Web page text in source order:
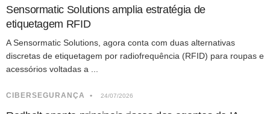
Sensormatic Solutions amplia estratégia de
etiquetagem RFID
A Sensormatic Solutions, agora conta com duas alternativas
discretas de etiquetagem por radiofrequência (RFID) para roupas e
acessórios voltadas a ...
CIBERSEGURANÇA 24/07/2026